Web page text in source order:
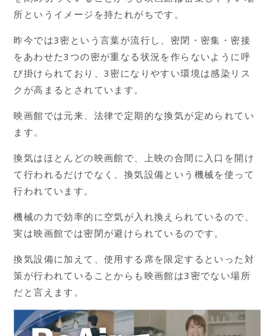
所というイメージを持たれがちです。
昨今では3密という言葉が流行し、密閉・密集・密接
をあわせた3つの密が重なる状況を作らないように呼
び掛けられており、3密になりやすい環境は感染リス
クが高まるとされています。
映画館では元来、法律で定期的な換気が定められてい
ます。
換気はほとんどの映画館で、上映の合間に入口を開け
て行われるだけでなく、換気設備という機械を使って
行われています。
機械の力で効率的に空気が入れ換えられているので、
実は映画館では密閉が避けられているのです。
換気設備に加えて、使用する席を限定するといった対
策が行われていることからも映画館は3密でない場所
だと言えます。